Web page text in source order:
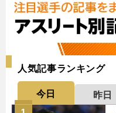
人気記事ランキング
今日 昨日